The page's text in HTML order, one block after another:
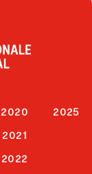
2020
2021
2022
2025